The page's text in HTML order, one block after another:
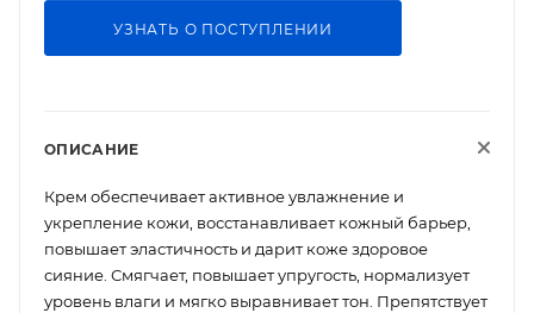
УЗНАТЬ О ПОСТУПЛЕНИИ
ОПИСАНИЕ
Крем обеспечивает активное увлажнение и
укрепление кожи, восстанавливает кожный барьер,
повышает эластичность и дарит коже здоровое
сияние. Смягчает, повышает упругость, нормализует
уровень влаги и мягко выравнивает тон. Препятствует